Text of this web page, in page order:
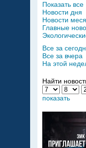
Показать все
Новости дня
Новости
Главные
Все за
Все за вчера
На этой
Найти
показать